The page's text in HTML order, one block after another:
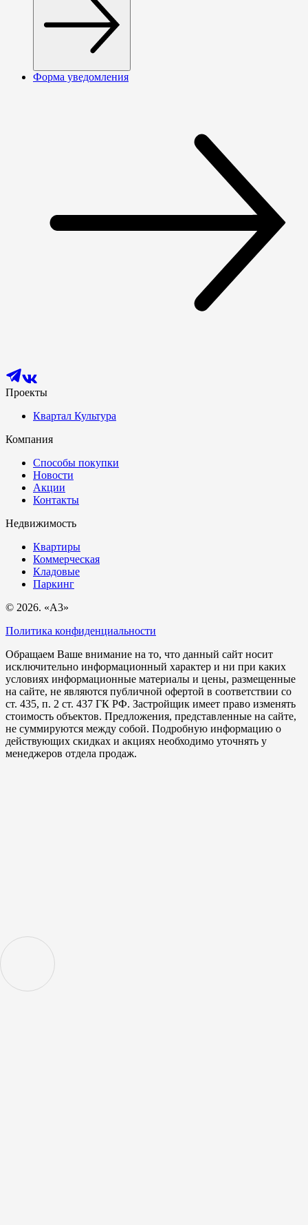
Форма уведомления
Проекты
Квартал Культура
Компания
Способы покупки
Новости
Акции
Контакты
Недвижимость
Квартиры
Коммерческая
Кладовые
Паркинг
© 2026. «A3»
Политика конфиденциальности
Обращаем Ваше внимание на то, что данный сайт носит
исключительно информационный характер и ни при каких
условиях информационные материалы и цены, размещенные
на сайте, не являются публичной офертой в соответствии со
ст. 435, п. 2 ст. 437 ГК РФ. Застройщик имеет право изменять
стоимость объектов. Предложения, представленные на сайте,
не суммируются между собой. Подробную информацию о
действующих скидках и акциях необходимо уточнять у
менеджеров отдела продаж.